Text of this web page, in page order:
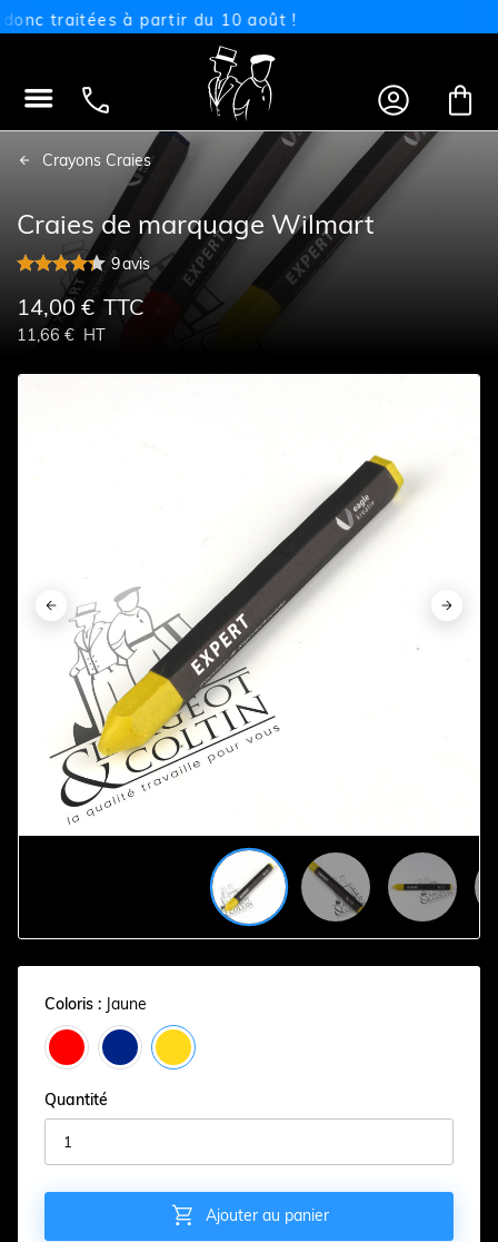
traitées à partir du 10 août !
   
Crayons Craies
Craies de marquage Wilmart
9avis
14,00 € TTC
11,66 € HT
 
 
 
 
Coloris : Jaune
Quantité
 Ajouter au panier